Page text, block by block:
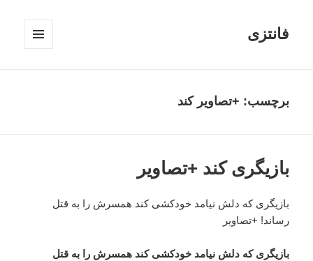
فانتزی
برچسب: +تصاویر کند
بازیگری کند +تصاویر
بازیگری که دلش نیامد خودکشی کند همسرش را به قتل
رساند! +تصاویر
بازیگری که دلش نیامد خودکشی کند همسرش را به قتل